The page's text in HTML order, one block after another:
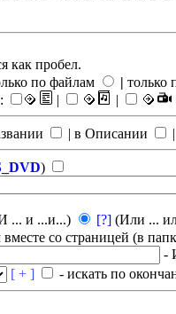
как пробел.
по файлам | только
| |
| в Описании
)
... и ...и...) [?] (Или ...
со страницей (в
-
[ + ] - искать по